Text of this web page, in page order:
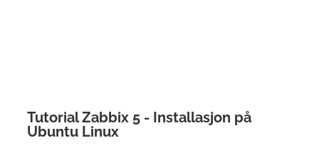
Tutorial Zabbix 5 - Installasjon på
Ubuntu Linux